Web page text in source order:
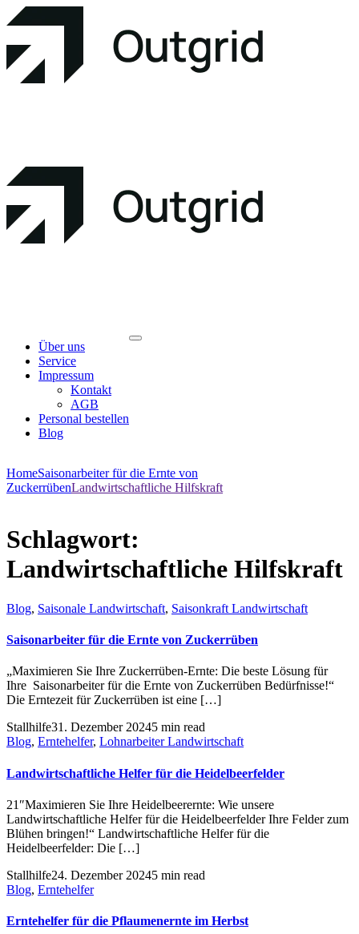
Über uns
Service
Impressum
Kontakt
AGB
Personal bestellen
Blog
HomeSaisonarbeiter für die Ernte von
ZuckerrübenLandwirtschaftliche Hilfskraft
Schlagwort:
Landwirtschaftliche Hilfskraft
Blog, Saisonale Landwirtschaft, Saisonkraft Landwirtschaft
Saisonarbeiter für die Ernte von Zuckerrüben
„Maximieren Sie Ihre Zuckerrüben-Ernte: Die beste Lösung für
Ihre Saisonarbeiter für die Ernte von Zuckerrüben Bedürfnisse!“
Die Erntezeit für Zuckerrüben ist eine […]
Stallhilfe31. Dezember 20245 min read
Blog, Erntehelfer, Lohnarbeiter Landwirtschaft
Landwirtschaftliche Helfer für die Heidelbeerfelder
21″Maximieren Sie Ihre Heidelbeerernte: Wie unsere
Landwirtschaftliche Helfer für die Heidelbeerfelder Ihre Felder zum
Blühen bringen!“ Landwirtschaftliche Helfer für die
Heidelbeerfelder: Die […]
Stallhilfe24. Dezember 20245 min read
Blog, Erntehelfer
Erntehelfer für die Pflaumenernte im Herbst